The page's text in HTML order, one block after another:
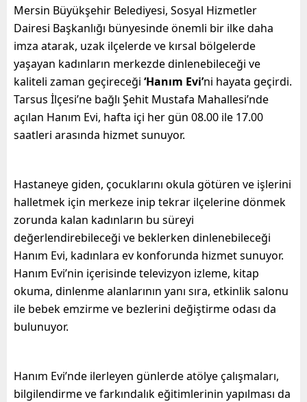
Mersin Büyükşehir Belediyesi, Sosyal Hizmetler
Dairesi Başkanlığı bünyesinde önemli bir ilke daha
imza atarak, uzak ilçelerde ve kırsal bölgelerde
yaşayan kadınların merkezde dinlenebileceği ve
kaliteli zaman geçireceği ‘Hanım Evi’ni hayata geçirdi.
Tarsus İlçesi’ne bağlı Şehit Mustafa Mahallesi’nde
açılan Hanım Evi, hafta içi her gün 08.00 ile 17.00
saatleri arasında hizmet sunuyor.
Hastaneye giden, çocuklarını okula götüren ve işlerini
halletmek için merkeze inip tekrar ilçelerine dönmek
zorunda kalan kadınların bu süreyi
değerlendirebileceği ve beklerken dinlenebileceği
Hanım Evi, kadınlara ev konforunda hizmet sunuyor.
Hanım Evi’nin içerisinde televizyon izleme, kitap
okuma, dinlenme alanlarının yanı sıra, etkinlik salonu
ile bebek emzirme ve bezlerini değiştirme odası da
bulunuyor.
Hanım Evi’nde ilerleyen günlerde atölye çalışmaları,
bilgilendirme ve farkındalık eğitimlerinin yapılması da